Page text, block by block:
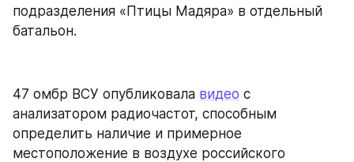
подразделения «Птицы Мадяра» в отдельный
батальон.
47 омбр ВСУ опубликовала видео с
анализатором радиочастот, способным
определить наличие и примерное
местоположение в воздухе российского